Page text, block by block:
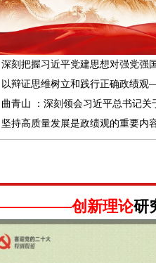
深刻把握习近平党建思想对强党强
以辩证思维树立和践行正确政绩
曲青山 ：深刻领会习近平总书记关
坚持高质量发展是政绩观的重要内
创新理论研